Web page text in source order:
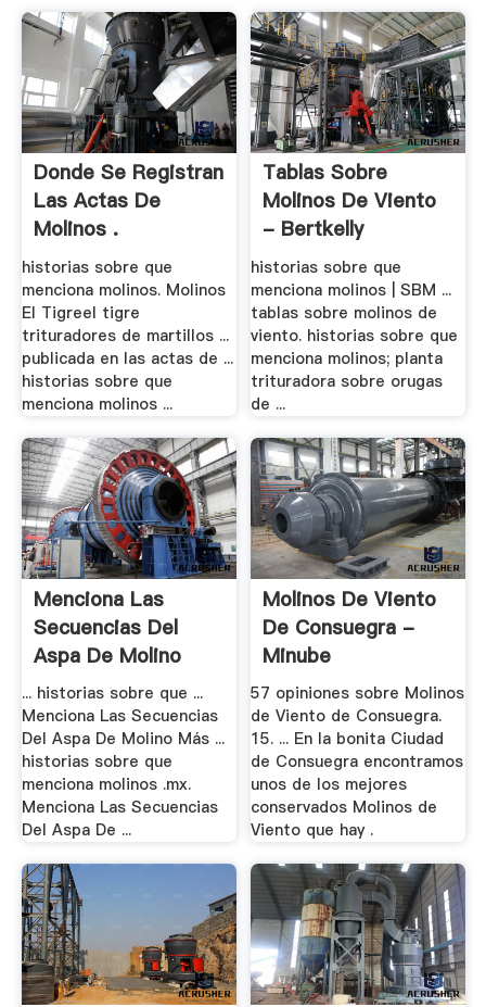
Donde Se Registran
Las Actas De
Molinos .
historias sobre que
menciona molinos. Molinos
El Tigreel tigre
trituradores de martillos ...
publicada en las actas de ...
historias sobre que
menciona molinos ...
Tablas Sobre
Molinos De Viento
- Bertkelly
historias sobre que
menciona molinos | SBM ...
tablas sobre molinos de
viento. historias sobre que
menciona molinos; planta
trituradora sobre orugas
de ...
Menciona Las
Secuencias Del
Aspa De Molino
... historias sobre que ...
Menciona Las Secuencias
Del Aspa De Molino Más ...
historias sobre que
menciona molinos .mx.
Menciona Las Secuencias
Del Aspa De ...
Molinos De Viento
De Consuegra -
Minube
57 opiniones sobre Molinos
de Viento de Consuegra.
15. ... En la bonita Ciudad
de Consuegra encontramos
unos de los mejores
conservados Molinos de
Viento que hay .